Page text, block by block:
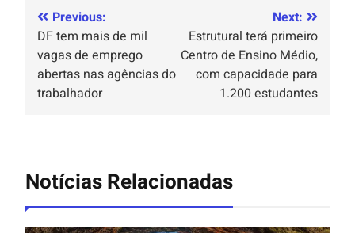
Previous:
DF tem mais de mil
vagas de emprego
abertas nas agências do
trabalhador
Next:
Estrutural terá primeiro
Centro de Ensino Médio,
com capacidade para
1.200 estudantes
Notícias Relacionadas